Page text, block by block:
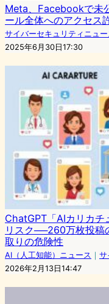
Meta、Facebookで未
ール全体へのアクセス
サイバーセキュリティニュー
2025年6月30日17:30
ChatGPT「AIカリカチ
リスク──260万枚投稿
取りの危険性
AI（人工知能）ニュース ｜ サ
2026年2月13日14:47